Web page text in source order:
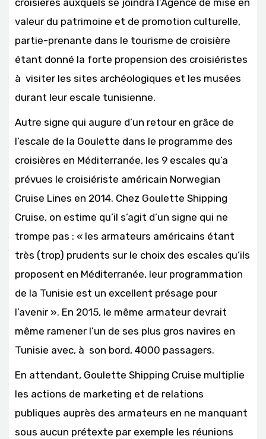
croisières auxquels se joindra l’Agence de mise en
valeur du patrimoine et de promotion culturelle,
partie-prenante dans le tourisme de croisière
étant donné la forte propension des croisiéristes
à visiter les sites archéologiques et les musées
durant leur escale tunisienne.
Autre signe qui augure d’un retour en grâce de
l’escale de la Goulette dans le programme des
croisières en Méditerranée, les 9 escales qu’a
prévues le croisiériste américain Norwegian
Cruise Lines en 2014. Chez Goulette Shipping
Cruise, on estime qu’il s’agit d’un signe qui ne
trompe pas : « les armateurs américains étant
très (trop) prudents sur le choix des escales qu’ils
proposent en Méditerranée, leur programmation
de la Tunisie est un excellent présage pour
l’avenir ». En 2015, le même armateur devrait
même ramener l’un de ses plus gros navires en
Tunisie avec, à son bord, 4000 passagers.
En attendant, Goulette Shipping Cruise multiplie
les actions de marketing et de relations
publiques auprès des armateurs en ne manquant
sous aucun prétexte par exemple les réunions